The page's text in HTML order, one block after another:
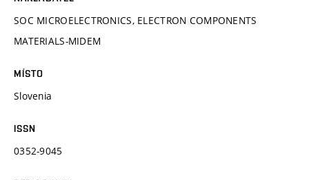
SOC MICROELECTRONICS, ELECTRON COMPONENTS
MATERIALS-MIDEM
MÍSTO
Slovenia
ISSN
0352-9045